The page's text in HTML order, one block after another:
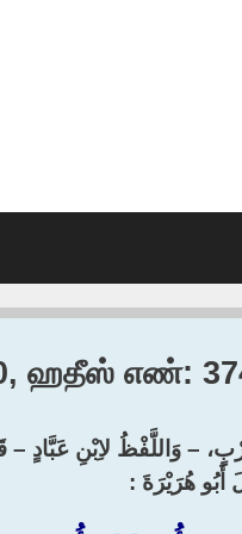
ஹதீஸ் எண்:
– وَاللَّفْظُ لاِبْنِ عَبَّادٍ –
أَبُو هُرَيْرَةَ :‏